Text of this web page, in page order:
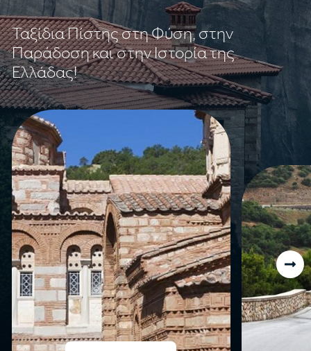
Ταξίδια Πίστης στη Φύση, στην
Παράδοση και στην Ιστορία της
Ελλάδας!